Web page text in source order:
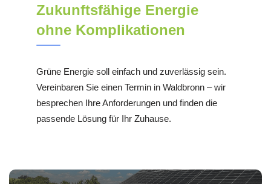
Zukunftsfähige Energie
ohne Komplikationen
Grüne Energie soll einfach und zuverlässig sein.
Vereinbaren Sie einen Termin in Waldbronn – wir
besprechen Ihre Anforderungen und finden die
passende Lösung für Ihr Zuhause.